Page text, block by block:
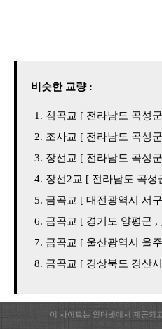
비슷한 교량 :
침곡교 [ 전라남도 곡성
조사교 [ 전라남도 곡성
장선교 [ 전라남도 곡성
장선2교 [ 전라남도 곡성
금곡교 [ 대전광역시 서
금곡교 [ 경기도 양평군 ,
금곡교 [ 울산광역시 울
금곡교 [ 경상북도 경산
이 사이트는 인터넷에서 제공되